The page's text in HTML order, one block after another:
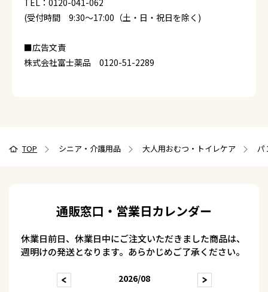
TEL：0120-041-062
(受付時間 9:30～17:00（土・日・祝日を除く)
■広告文責
株式会社富士薬品 0120-51-2289
TOP シニア・介護用品 大人用おむつ・トイレケア パ
通販窓口・営業日カレンダー
休業日前日、休業日中にご注文いただきました商品は、
週明けの発送となります。あらかじめご了承ください。
2026/08